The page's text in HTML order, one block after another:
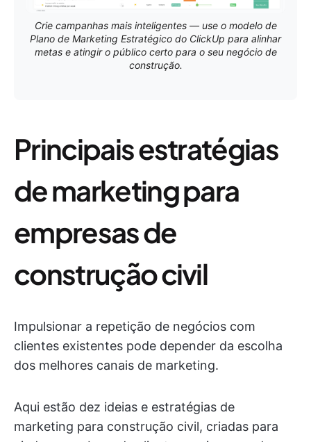
Crie campanhas mais inteligentes — use o modelo de
Plano de Marketing Estratégico do ClickUp para alinhar
metas e atingir o público certo para o seu negócio de
construção.
Principais estratégias
de marketing para
empresas de
construção civil
Impulsionar a repetição de negócios com
clientes existentes pode depender da escolha
dos melhores canais de marketing.
Aqui estão dez ideias e estratégias de
marketing para construção civil, criadas para